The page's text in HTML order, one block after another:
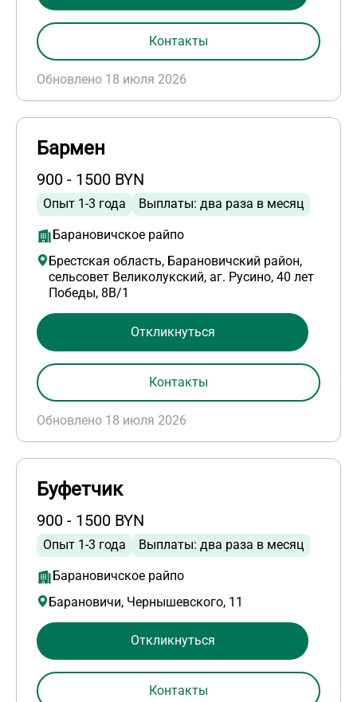
Обновлено 18 июля 2026
Контакты
Бармен
900 - 1500 BYN
Опыт 1-3 года Выплаты: два раза в месяц
Барановичское райпо
Брестская область, Барановичский район,
сельсовет Великолукский, аг. Русино, 40 лет
Победы, 8В/1
Обновлено 18 июля 2026
Откликнуться
Контакты
Буфетчик
900 - 1500 BYN
Опыт 1-3 года Выплаты: два раза в месяц
Барановичское райпо
Барановичи, Чернышевского, 11
Откликнуться
Контакты